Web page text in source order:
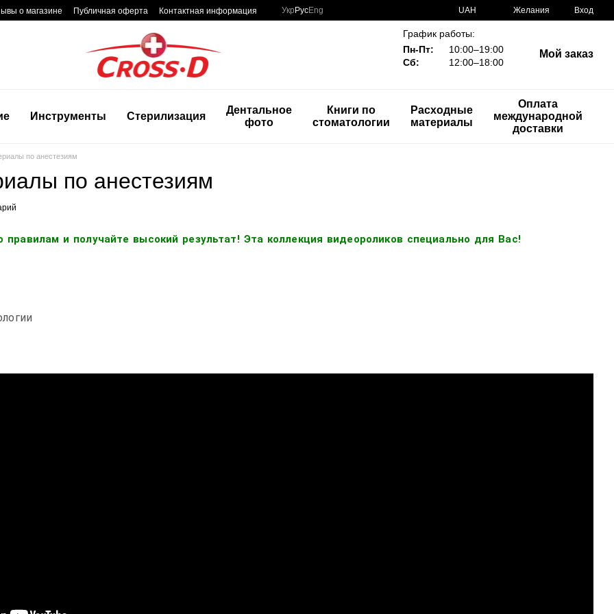
о магазине Публичная оферта Контактная информация Укр РусEng UAH Желания Вход
График работы:
Пн-Пт:
10:00–19:00
Сб:
12:00–18:00
Мой заказ
Инструменты Стерилизация
Дентальное
фото
Книги по
стоматологии
Расходные
материалы
Оплата
международной
доставки
по анестезиям
по анестезиям
и получайте высокий результат! Эта коллекция видеороликов специально для Вас!